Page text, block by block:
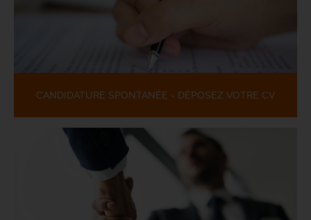
CANDIDATURE SPONTANÉE - DÉPOSEZ VOTRE CV